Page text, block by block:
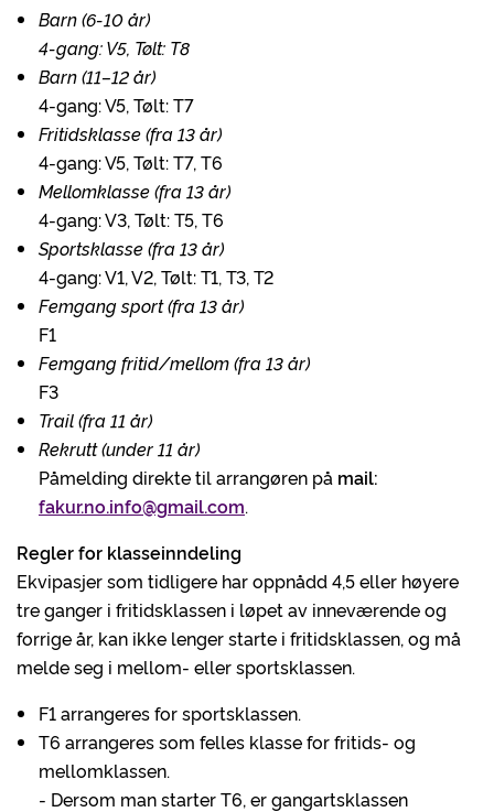
Barn (6-10 år)
4-gang: V5, Tølt: T8
Barn (11–12 år)
4-gang: V5, Tølt: T7
Fritidsklasse (fra 13 år)
4-gang: V5, Tølt: T7, T6
Mellomklasse (fra 13 år)
4-gang: V3, Tølt: T5, T6
Sportsklasse (fra 13 år)
4-gang: V1, V2, Tølt: T1, T3, T2
Femgang sport (fra 13 år)
F1
Femgang fritid/mellom (fra 13 år)
F3
Trail (fra 11 år)
Rekrutt (under 11 år)
Påmelding direkte til arrangøren på mail:
fakur.no.info@gmail.com.
Regler for klasseinndeling
Ekvipasjer som tidligere har oppnådd 4,5 eller høyere
tre ganger i fritidsklassen i løpet av inneværende og
forrige år, kan ikke lenger starte i fritidsklassen, og må
melde seg i mellom- eller sportsklassen.
F1 arrangeres for sportsklassen.
T6 arrangeres som felles klasse for fritids- og
mellomklassen.
- Dersom man starter T6, er gangartsklassen